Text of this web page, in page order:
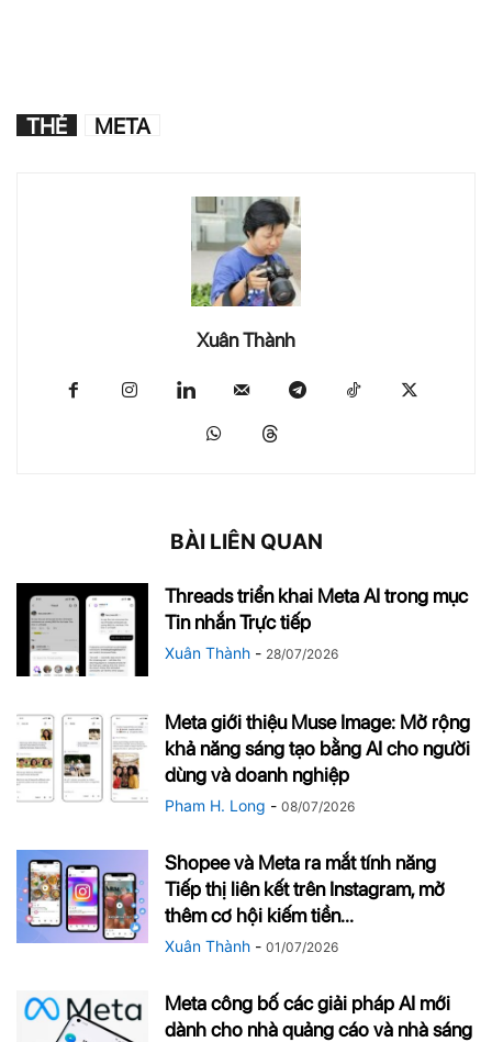
THẺ META
Xuân Thành
BÀI LIÊN QUAN
Threads triển khai Meta AI trong mục
Tin nhắn Trực tiếp
Xuân Thành - 28/07/2026
Meta giới thiệu Muse Image: Mở rộng
khả năng sáng tạo bằng AI cho người
dùng và doanh nghiệp
Pham H. Long - 08/07/2026
Shopee và Meta ra mắt tính năng
Tiếp thị liên kết trên Instagram, mở
thêm cơ hội kiếm tiền...
Xuân Thành - 01/07/2026
Meta công bố các giải pháp AI mới
dành cho nhà quảng cáo và nhà sáng